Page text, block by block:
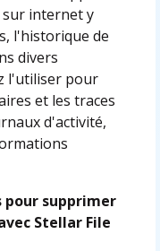
internet y
l'historique de
divers
l'utiliser pour
et les traces
d'activité,
pour supprimer
Stellar File